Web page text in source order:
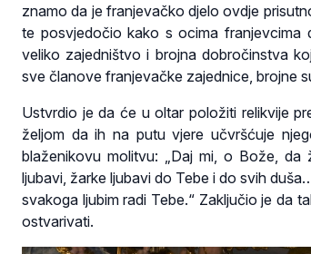
znamo da je franjevačko djelo ovdje
te posvjedočio kako s ocima franjevcima
veliko zajedništvo i brojna dobročinstva
sve članove franjevačke zajednice, brojne
Ustvrdio je da će u oltar položiti relikvije
željom da ih na putu vjere učvršćuje
blaženikovu molitvu: „Daj mi, o Bože,
ljubavi, žarke ljubavi do Tebe i do svih
svakoga ljubim radi Tebe.“ Zaključio je da
ostvarivati.